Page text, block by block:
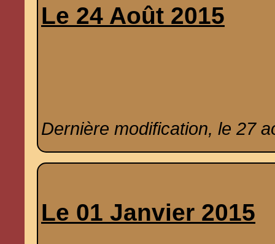
Le 24 Août 2015
Dernière modification, le 27
Le 01 Janvier 2015